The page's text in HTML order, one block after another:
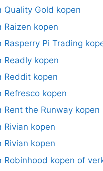
Quality Gold kopen
Raizen kopen
Rasperry Pi Trading
Readly kopen
Reddit kopen
Refresco kopen
Rent the Runway kopen
Rivian kopen
Rivian kopen
Robinhood kopen of